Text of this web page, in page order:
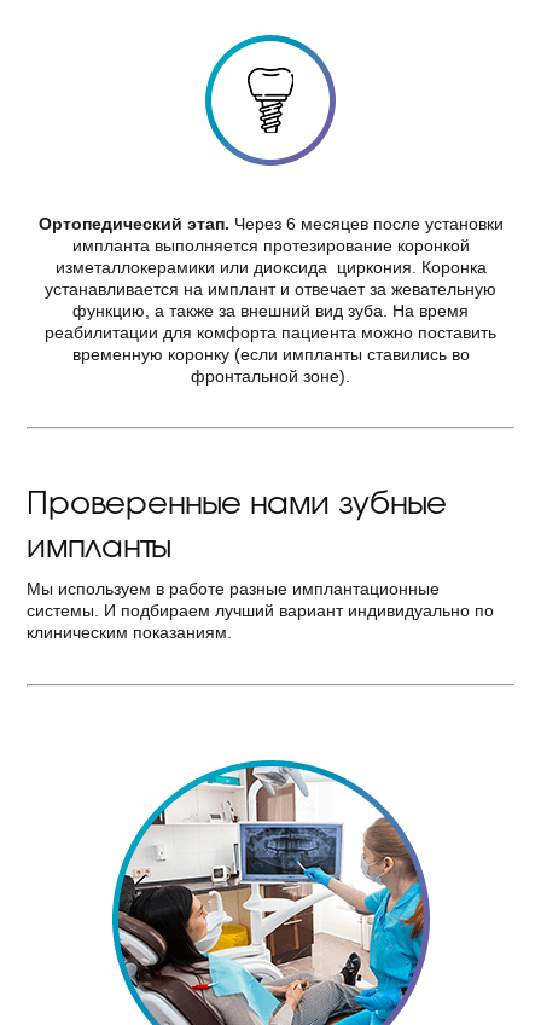
Ортопедический этап. Через 6 месяцев после установки
импланта выполняется протезирование коронкой
изметаллокерамики или диоксида циркония. Коронка
устанавливается на имплант и отвечает за жевательную
функцию, а также за внешний вид зуба. На время
реабилитации для комфорта пациента можно поставить
временную коронку (если импланты ставились во
фронтальной зоне).
Проверенные нами зубные
импланты
Мы используем в работе разные имплантационные
системы. И подбираем лучший вариант индивидуально по
клиническим показаниям.